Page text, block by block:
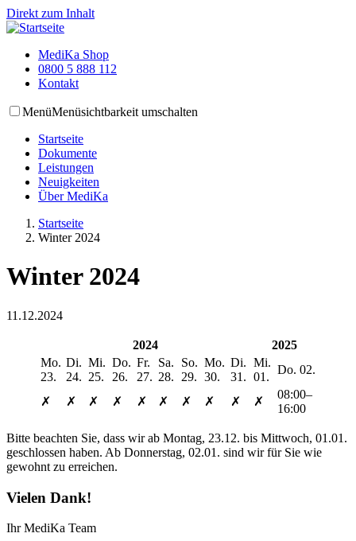
Direkt zum Inhalt
MediKa Shop
0800 5 888 112
Kontakt
MenüMenüsichtbarkeit umschalten
Startseite
Dokumente
Leistungen
Neuigkeiten
Über MediKa
Startseite
Winter 2024
Winter 2024
11.12.2024
2024
2025
Mo.
23.
Di.
24.
Mi.
25.
Do.
26.
Fr.
27.
Sa.
28.
So.
29.
Mo.
30.
Di.
31.
Mi.
01.
Do. 02.
✗ ✗ ✗ ✗ ✗ ✗ ✗ ✗ ✗ ✗
08:00–
16:00
Bitte beachten Sie, dass wir ab Montag, 23.12. bis Mittwoch, 01.01.
geschlossen haben. Ab Donnerstag, 02.01. sind wir für Sie wie
gewohnt zu erreichen.
Vielen Dank!
Ihr MediKa Team